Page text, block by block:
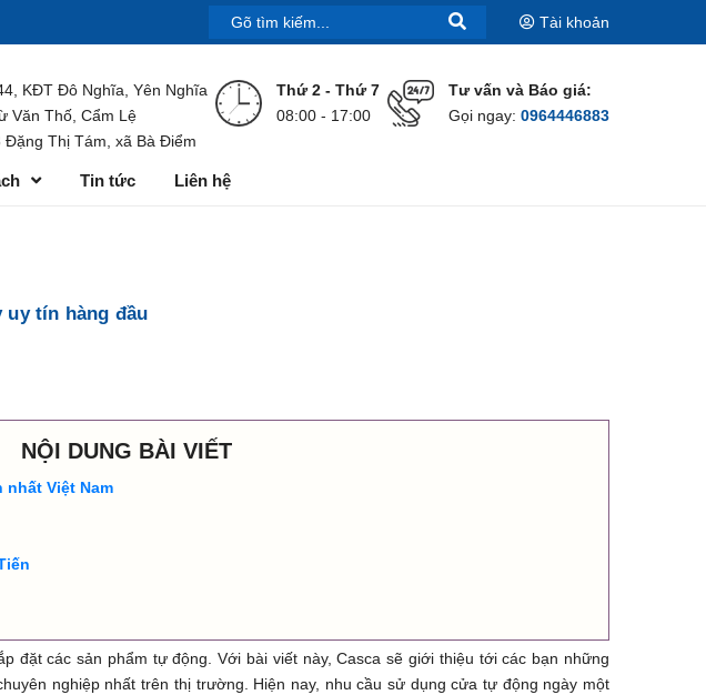
Tài khoản
Tư vấn và Báo giá:
Gọi ngay: 0964446883
Thứ 2 - Thứ 7
08:00 - 17:00
KĐT Đô Nghĩa, Yên Nghĩa
Văn Thố, Cẩm Lệ
Đặng Thị Tám, xã Bà Điểm
Tin tức Liên hệ
uy tín hàng đầu
NỘI DUNG BÀI VIẾT
nhất Việt Nam
đặt các sản phẩm tự động. Với bài viết này, Casca sẽ giới thiệu tới các bạn những
nghiệp nhất trên thị trường. Hiện nay, nhu cầu sử dụng cửa tự động ngày một